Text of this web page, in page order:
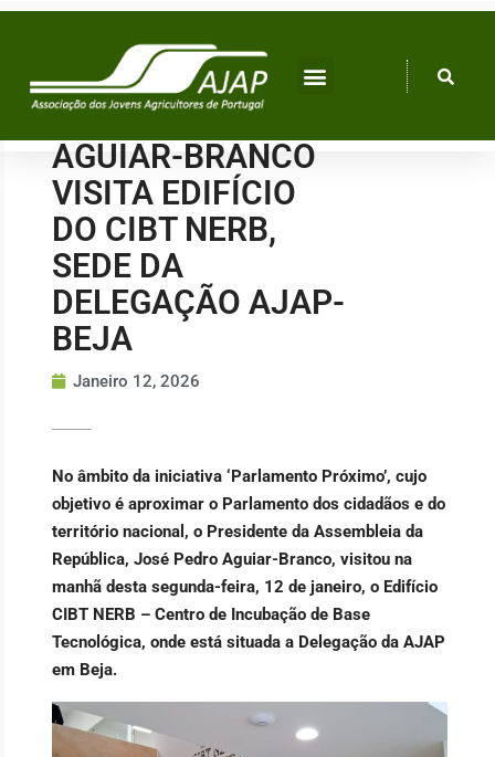
Skip
AGUIAR-BRANCO
VISITA EDIFÍCIO
DO CIBT NERB,
SEDE DA
DELEGAÇÃO AJAP-
BEJA
Janeiro 12, 2026
No âmbito da iniciativa ‘Parlamento Próximo’, cujo
objetivo é aproximar o Parlamento dos cidadãos e do
território nacional, o Presidente da Assembleia da
República, José Pedro Aguiar-Branco, visitou na
manhã desta segunda-feira, 12 de janeiro, o Edifício
CIBT NERB – Centro de Incubação de Base
Tecnológica, onde está situada a Delegação da AJAP
em Beja.